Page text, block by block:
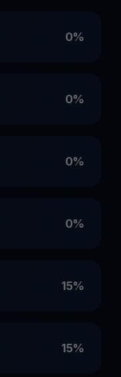
0%
0%
0%
0%
15%
15%